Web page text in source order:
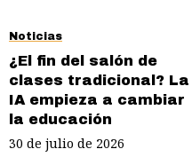
Noticias
¿El fin del salón de
clases tradicional? La
IA empieza a cambiar
la educación
30 de julio de 2026